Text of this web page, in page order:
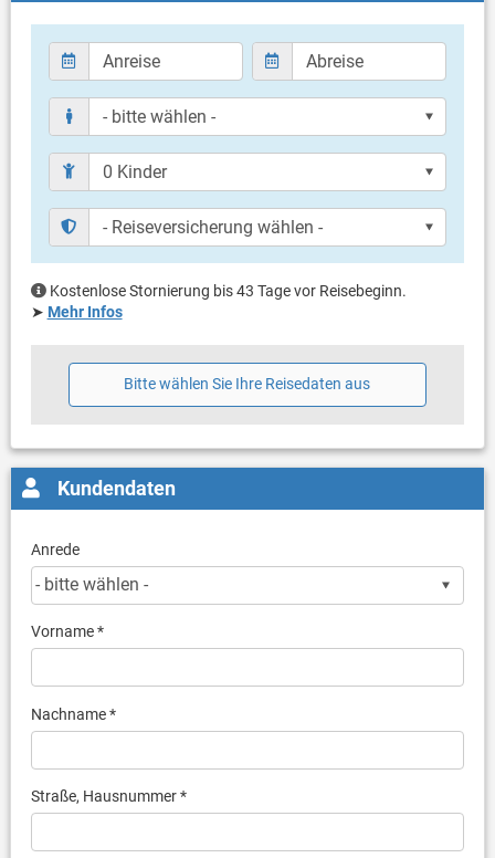
Kostenlose Stornierung bis 43 Tage vor Reisebeginn.
➤ Mehr Infos
Bitte wählen Sie Ihre Reisedaten aus
Kundendaten
Anrede
Vorname *
Nachname *
Straße, Hausnummer *